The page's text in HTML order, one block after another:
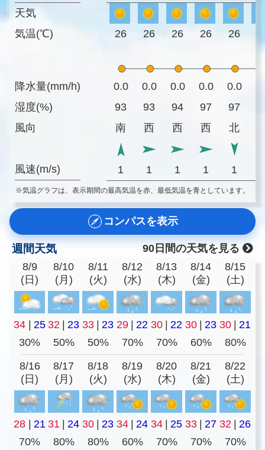
天気
気温(℃)
降水量(mm/h)
湿度(%)
風向
風速(m/s)
26 26 26 26 26
0.0 0.0 0.0 0.0 0.0
93
93 94 97 97
南
西 西 西 北
1 1 1 1 1
※気温グラフは、表示期間の最高気温を赤、最低気温を青としています。
コンパスを表示
週間天気
90日間の天気を見る
8/9
(日)
8/10
(月)
8/11
(火)
8/12
(水)
8/13
(木)
8/14
(金)
8/15
(土)
34 25 32 23 33 23 29 22 30 22 30 23 30
21
30%
50% 50% 70% 70% 60% 80%
8/16
(日)
8/17
(月)
8/18
(火)
8/19
(水)
8/20
(木)
8/21
(金)
8/22
(土)
28 21 31 24 30 23 34 24 34 25 33 27 32
26
70%
80% 80% 60% 70% 70%
70%